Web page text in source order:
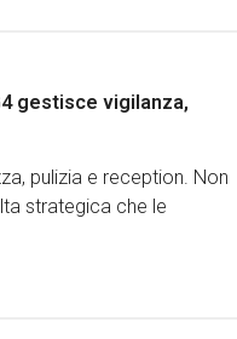
gestisce vigilanza,
pulizia e reception. Non
strategica che le